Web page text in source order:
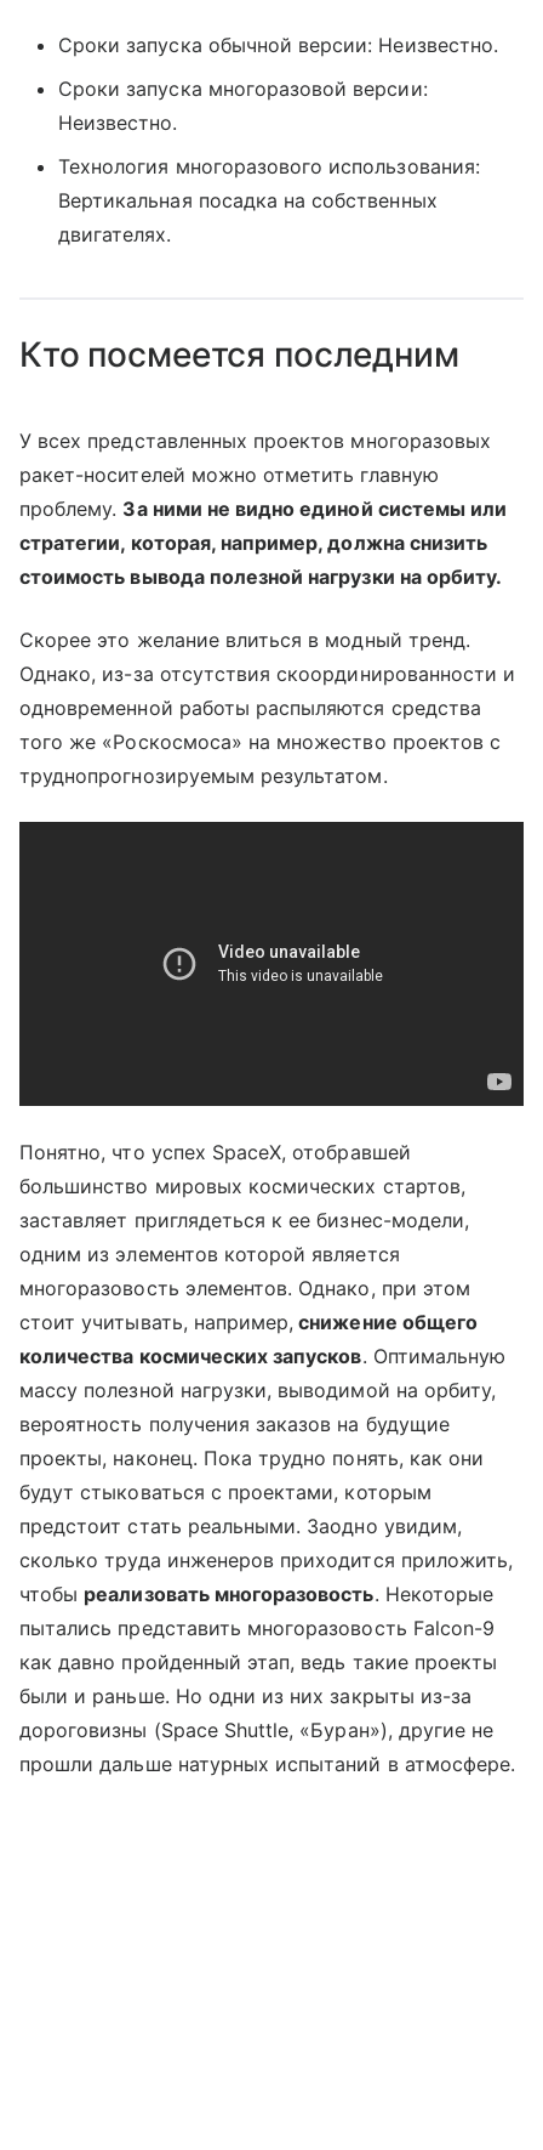
Сроки запуска обычной версии: Неизвестно.
Сроки запуска многоразовой версии:
Неизвестно.
Технология многоразового использования:
Вертикальная посадка на собственных
двигателях.
Кто посмеется последним
У всех представленных проектов многоразовых
ракет-носителей можно отметить главную
проблему. За ними не видно единой системы или
стратегии, которая, например, должна снизить
стоимость вывода полезной нагрузки на орбиту.
Скорее это желание влиться в модный тренд.
Однако, из-за отсутствия скоординированности и
одновременной работы распыляются средства
того же «Роскосмоса» на множество проектов с
труднопрогнозируемым результатом.
Понятно, что успех SpaceX, отобравшей
большинство мировых космических стартов,
заставляет приглядеться к ее бизнес-модели,
одним из элементов которой является
многоразовость элементов. Однако, при этом
стоит учитывать, например, снижение общего
количества космических запусков. Оптимальную
массу полезной нагрузки, выводимой на орбиту,
вероятность получения заказов на будущие
проекты, наконец. Пока трудно понять, как они
будут стыковаться с проектами, которым
предстоит стать реальными. Заодно увидим,
сколько труда инженеров приходится приложить,
чтобы реализовать многоразовость. Некоторые
пытались представить многоразовость Falcon-9
как давно пройденный этап, ведь такие проекты
были и раньше. Но одни из них закрыты из-за
дороговизны (Space Shuttle, «Буран»), другие не
прошли дальше натурных испытаний в атмосфере.